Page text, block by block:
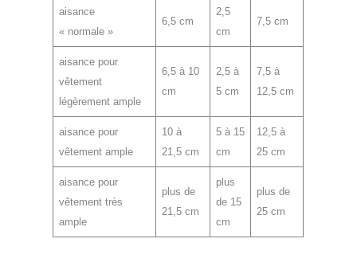
aisance
« normale »
6,5 cm
2,5
cm
7,5 cm
aisance pour
vêtement
légèrement ample
6,5 à 10
cm
2,5 à
5 cm
7,5 à
12,5 cm
aisance pour
vêtement ample
10 à
21,5 cm
5 à 15
cm
12,5 à
25 cm
aisance pour
vêtement très
ample
plus de
21,5 cm
plus
de 15
cm
plus de
25 cm